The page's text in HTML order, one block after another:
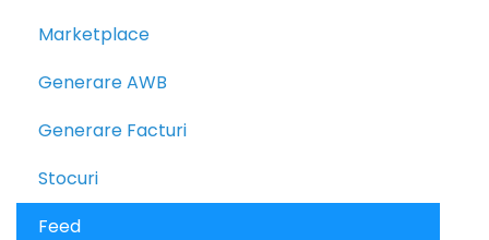
Marketplace
Generare AWB
Generare Facturi
Stocuri
Feed